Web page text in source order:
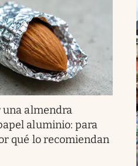
una almendra
aluminio: para
qué lo recomiendan